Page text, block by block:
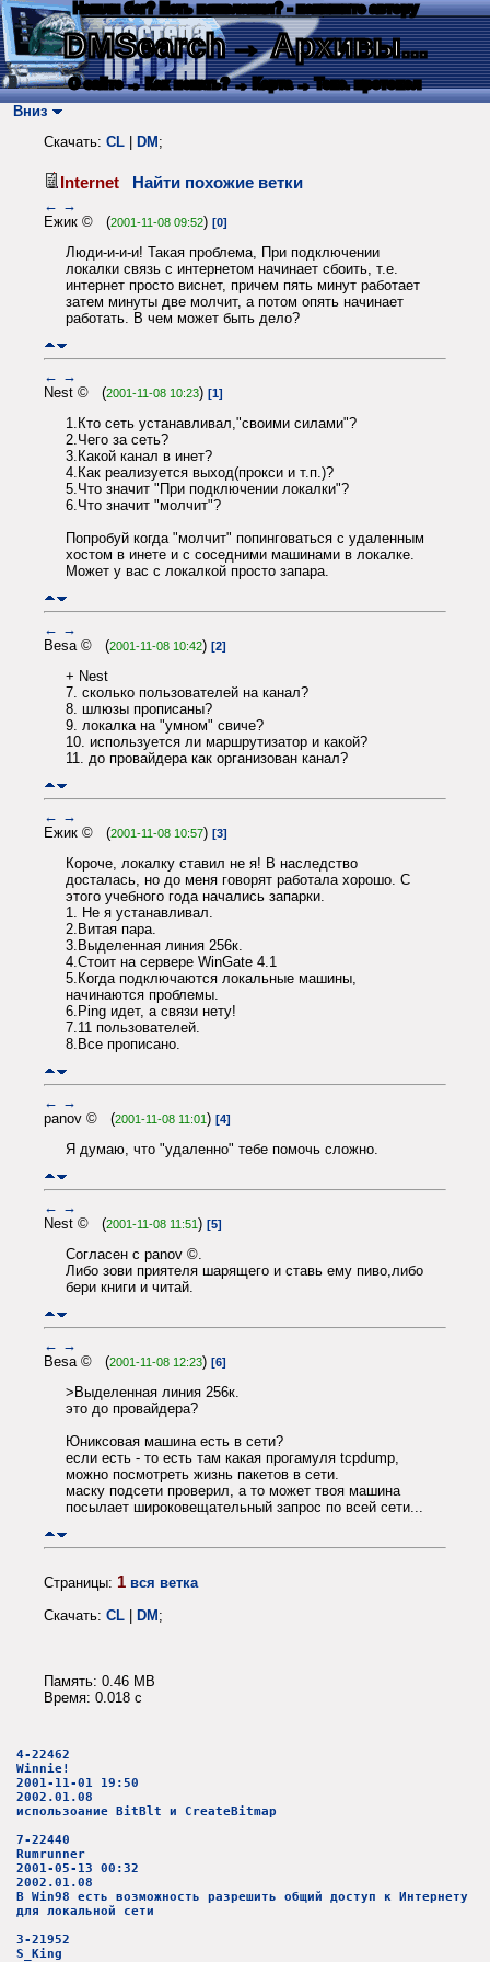
Нашли баг? Есть пожелания? - напишите автору
DMSearch→ Архивы...
О сайте → Как искать? → Карта → Текс. протокол
Вниз
Скачать: CL DM ;
Internet Найти похожие ветки
← →
Ежик © (2001-11-08 09:52) [0]
Люди-и-и-и! Такая проблема, При подключении
локалки связь с интернетом начинает сбоить, т.е.
интернет просто виснет, причем пять минут работает
затем минуты две молчит, а потом опять начинает
работать. В чем может быть дело?
← →
Nest © (2001-11-08 10:23) [1]
1.Кто сеть устанавливал,"своими силами"?
2.Чего за сеть?
3.Какой канал в инет?
4.Как реализуется выход(прокси и т.п.)?
5.Что значит "При подключении локалки"?
6.Что значит "молчит"?
Попробуй когда "молчит" попинговаться с удаленным
хостом в инете и с соседними машинами в локалке.
Может у вас с локалкой просто запара.
← →
Besa © (2001-11-08 10:42) [2]
+ Nest
7. сколько пользователей на канал?
8. шлюзы прописаны?
9. локалка на "умном" свиче?
10. используется ли маршрутизатор и какой?
11. до провайдера как организован канал?
← →
Ежик © (2001-11-08 10:57) [3]
Короче, локалку ставил не я! В наследство
досталась, но до меня говорят работала хорошо. С
этого учебного года начались запарки.
1. Не я устанавливал.
2.Витая пара.
3.Выделенная линия 256к.
4.Стоит на сервере WinGate 4.1
5.Когда подключаются локальные машины,
начинаются проблемы.
6.Ping идет, а связи нету!
7.11 пользователей.
8.Все прописано.
← →
panov © (2001-11-08 11:01) [4]
Я думаю, что "удаленно" тебе помочь сложно.
← →
Nest © (2001-11-08 11:51) [5]
Согласен с panov ©.
Либо зови приятеля шарящего и ставь ему пиво,либо
бери книги и читай.
← →
Besa © (2001-11-08 12:23) [6]
>Выделенная линия 256к.
это до провайдера?
Юниксовая машина есть в сети?
если есть - то есть там какая прогамуля tcpdump,
можно посмотреть жизнь пакетов в сети.
маску подсети проверил, а то может твоя машина
посылает широковещательный запрос по всей сети...
Страницы: 1 вся ветка
Скачать: CL | DM;
Память: 0.46 MB
Время: 0.018 c
4-22462
Winnie!
2001-11-01 19:50
2002.01.08
использоание BitBlt и CreateBitmap
7-22440
Rumrunner
2001-05-13 00:32
2002.01.08
В Win98 есть возможность разрешить общий доступ к Интернету
для локальной сети
3-21952
S_King